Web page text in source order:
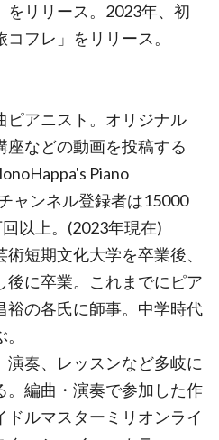
をリリース。2023年、初
フレ」をリリース。
ピアニスト。オリジナル
座などの動画を投稿する
Piano
ャンネル登録者は15000
以上。(2023年現在)
短期文化大学を卒業後、
後に卒業。これまでにピア
裕の各氏に師事。中学時代
奏、レッスンなど多岐に
。編曲・演奏で参加した作
ルマスターミリオンライ